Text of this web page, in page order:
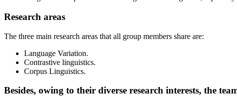
Research areas
The three main research areas that all group members share are:
Language Variation.
Contrastive linguistics.
Corpus Linguistics.
Besides, owing to their diverse research interests, the